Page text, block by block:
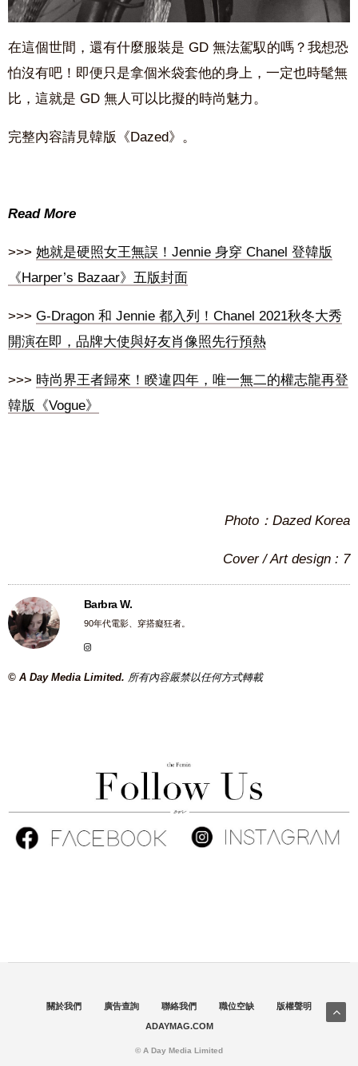
在這個世間，還有什麼服裝是 GD 無法駕馭的嗎？我想恐
怕沒有吧！即便只是拿個米袋套他的身上，一定也時髦無
比，這就是 GD 無人可以比擬的時尚魅力。
完整內容請見韓版《Dazed》。
Read More
>>> 她就是硬照女王無誤！Jennie 身穿 Chanel 登韓版
《Harper’s Bazaar》五版封面
>>> G-Dragon 和 Jennie 都入列！Chanel 2021秋冬大秀
開演在即，品牌大使與好友肖像照先行預熱
>>> 時尚界王者歸來！睽違四年，唯一無二的權志龍再登
韓版《Vogue》
Photo：Dazed Korea
Cover / Art design : 7
Barbra W.
90年代電影、穿搭癡狂者。
© A Day Media Limited. 所有內容嚴禁以任何方式轉載
關於我們 廣告查詢 聯絡我們 職位空缺 版權聲明
ADAYMAG.COM
© A Day Media Limited